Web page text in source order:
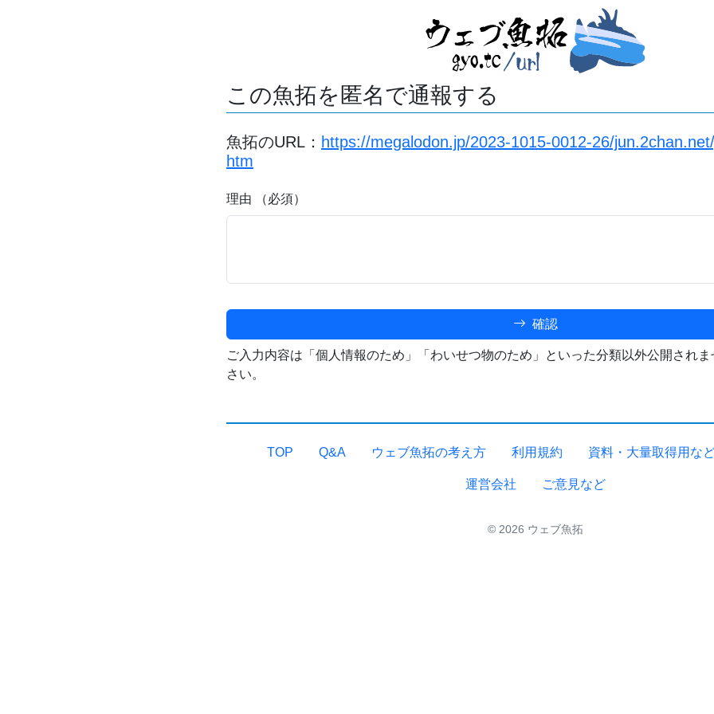
この魚拓を匿名で通報する
魚拓のURL： https://megalodon.jp/2023-1015-0012-26/
htm
理由 （必須）
確認
ご入力内容は「個人情報のため」「わいせつ物のため」といった分類以外公開され
さい。
TOP Q&A ウェブ魚拓の考え方 利用規約 資料・大量取得用な
運営会社 ご意見など
© 2026 ウェブ魚拓